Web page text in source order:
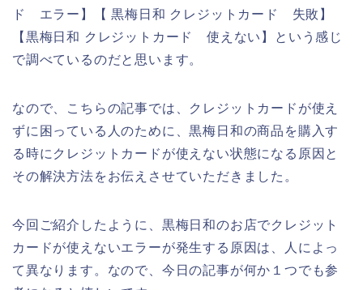
ド エラー】【 黒梅日和 クレジットカード 失敗】
【黒梅日和 クレジットカード 使えない】という感じ
で調べているのだと思います。
なので、こちらの記事では、クレジットカードが使え
ずに困っている人のために、黒梅日和の商品を購入す
る時にクレジットカードが使えない状態になる原因と
その解決方法をお伝えさせていただきました。
今回ご紹介したように、黒梅日和のお店でクレジット
カードが使えないエラーが発生する原因は、人によっ
て異なります。なので、今日の記事が何か１つでも参